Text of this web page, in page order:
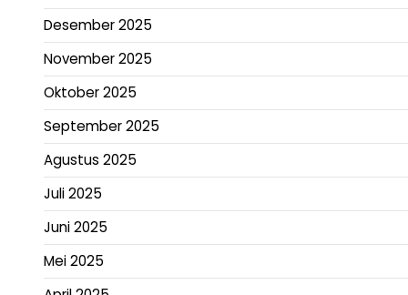
Desember 2025
November 2025
Oktober 2025
September 2025
Agustus 2025
Juli 2025
Juni 2025
Mei 2025